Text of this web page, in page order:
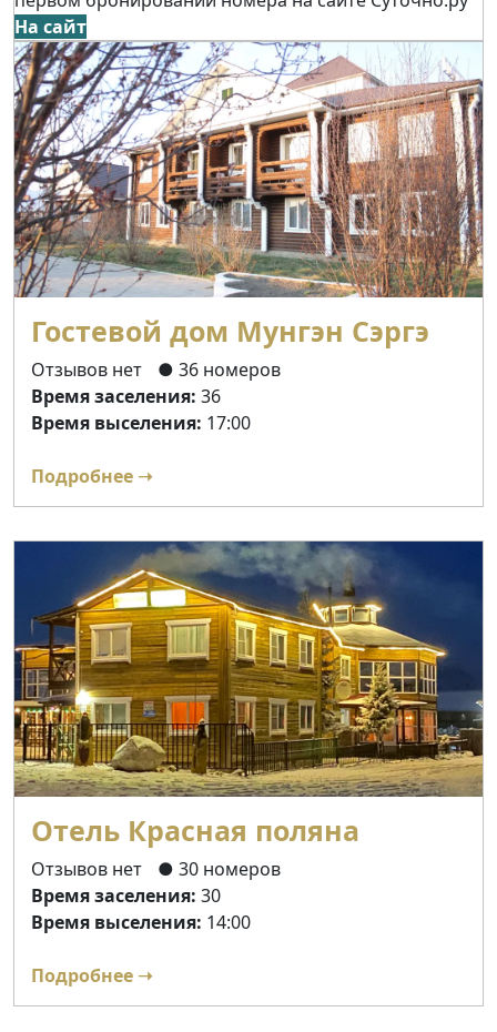
На сайт
Гостевой дом Мунгэн Сэргэ
Отзывов нет
● 36 номеров
Время заселения: 36
Время выселения: 17:00
Подробнее ➝
Отель Красная поляна
Отзывов нет
● 30 номеров
Время заселения: 30
Время выселения: 14:00
Подробнее ➝